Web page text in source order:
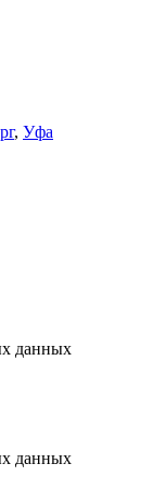
, Уфа
данных
данных